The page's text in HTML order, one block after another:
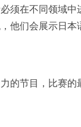
须在不同领域
他们会展示日本
的节目，比赛